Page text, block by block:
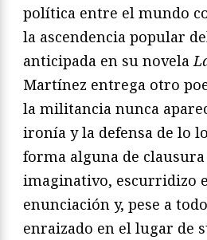
política entre el mundo
la ascendencia popular
anticipada en su novela
Martínez entrega otro
la militancia nunca
ironía y la defensa de lo
forma alguna de
imaginativo, escurridizo
enunciación y, pese a
enraizado en el lugar de